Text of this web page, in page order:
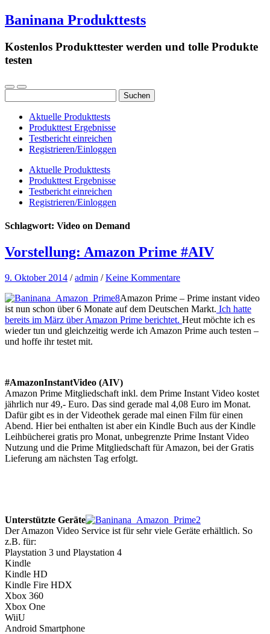
Baninana Produkttests
Kostenlos Produkttester werden und tolle Produkte
testen
nach:
Aktuelle Produkttests
Produkttest Ergebnisse
Testbericht einreichen
Registrieren/Einloggen
Aktuelle Produkttests
Produkttest Ergebnisse
Testbericht einreichen
Registrieren/Einloggen
Schlagwort: Video on Demand
Vorstellung: Amazon Prime #AIV
9. Oktober 2014 /admin /Keine Kommentare
Amazon Prime – Prime instant video
ist nun schon über 6 Monate auf dem Deutschen Markt. Ich hatte
bereits im März über Amazon Prime berichtet. Heut möchte ich es
wieder tun und gleichzeitig werde ich Amazon Prime auch testen –
und hoffe ihr testet mit.
#AmazonInstantVideo (AIV)
Amazon Prime Mitgliedschaft inkl. dem Prime Instant Video kostet
jährlich nur 49,- Euro. Das sind gerade mal 4,08 Euro im Monat.
Dafür gibt es in der Videothek gerade mal einen Film für einen
Abend. Hier bei enthalten ist aber ein Kindle Buch aus der Kindle
Leihbücherei gratis pro Monat, unbegrenzte Prime Instant Video
Nutzung und die Prime Mitgliedschaft für Amazon, bei der Gratis
Lieferung am nächsten Tag erfolgt.
Unterstützte Geräte
Der Amazon Video Service ist für sehr viele Geräte erhältlich. So
z.B. für:
Playstation 3 und Playstation 4
Kindle
Kindle HD
Kindle Fire HDX
Xbox 360
Xbox One
WiiU
Android Smartphone